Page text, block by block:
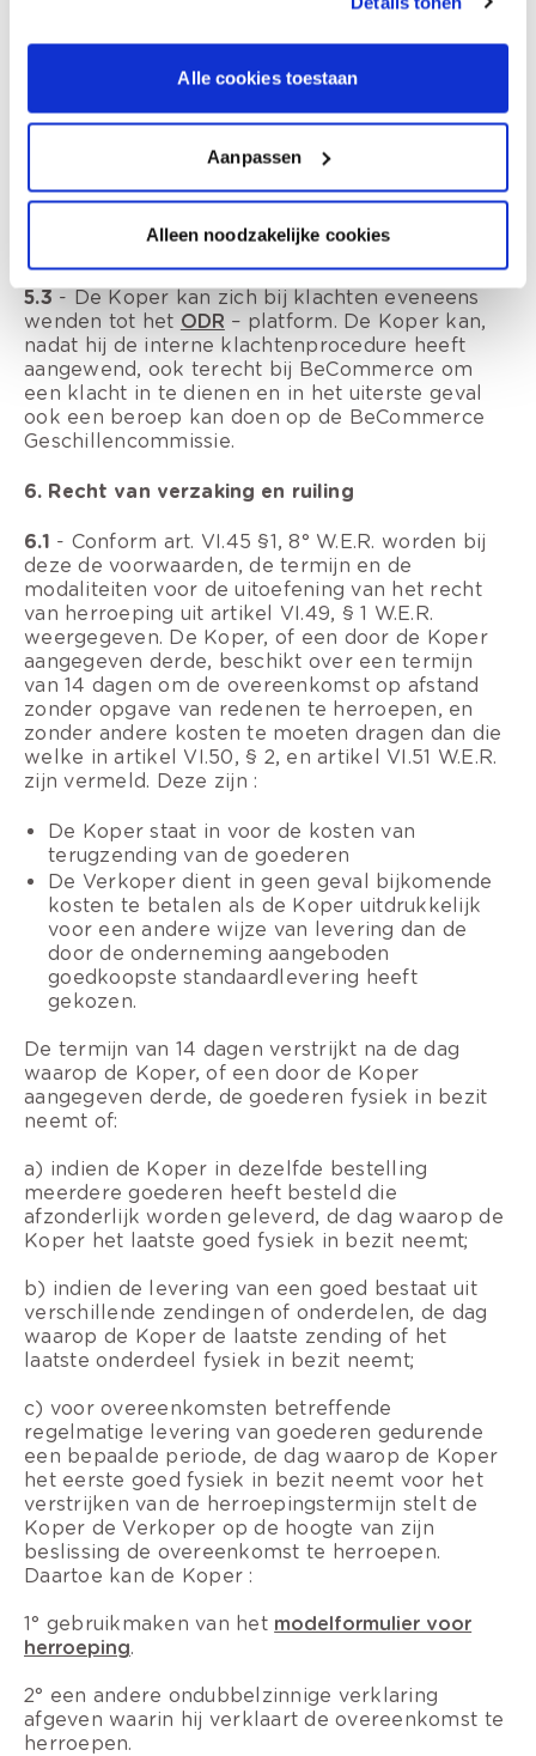
Alle cookies toestaan
Aanpassen
Alleen noodzakelijke cookies
Contact opnemen tijdens de kantooruren
info@colora.be. Probeer in uw e-
compleet mogelijk te omschrijven en vermeld
uw naam. Gebruik eventueel foto's om aan te
De Verkoper verbindt zich er toe om binnen
de 2 werkdagen de klacht te behandelen en
de Koper hiervan bericht te laten.
5.3 - De Koper kan zich bij klachten eveneens
wenden tot het ODR – platform. De Koper kan,
nadat hij de interne klachtenprocedure heeft
aangewend, ook terecht bij BeCommerce om
een klacht in te dienen en in het uiterste geval
ook een beroep kan doen op de BeCommerce
Geschillencommissie.
6. Recht van verzaking en ruiling
6.1 - Conform art. VI.45 §1, 8° W.E.R. worden bij
deze de voorwaarden, de termijn en de
modaliteiten voor de uitoefening van het recht
van herroeping uit artikel VI.49, § 1 W.E.R.
weergegeven. De Koper, of een door de Koper
aangegeven derde, beschikt over een termijn
van 14 dagen om de overeenkomst op afstand
zonder opgave van redenen te herroepen, en
zonder andere kosten te moeten dragen dan die
welke in artikel VI.50, § 2, en artikel VI.51 W.E.R.
zijn vermeld. Deze zijn :
De Koper staat in voor de kosten van
terugzending van de goederen
De Verkoper dient in geen geval bijkomende
kosten te betalen als de Koper uitdrukkelijk
voor een andere wijze van levering dan de
door de onderneming aangeboden
goedkoopste standaardlevering heeft
gekozen.
De termijn van 14 dagen verstrijkt na de dag
waarop de Koper, of een door de Koper
aangegeven derde, de goederen fysiek in bezit
neemt of:
a) indien de Koper in dezelfde bestelling
meerdere goederen heeft besteld die
afzonderlijk worden geleverd, de dag waarop de
Koper het laatste goed fysiek in bezit neemt;
b) indien de levering van een goed bestaat uit
verschillende zendingen of onderdelen, de dag
waarop de Koper de laatste zending of het
laatste onderdeel fysiek in bezit neemt;
c) voor overeenkomsten betreffende
regelmatige levering van goederen gedurende
een bepaalde periode, de dag waarop de Koper
het eerste goed fysiek in bezit neemt voor het
verstrijken van de herroepingstermijn stelt de
Koper de Verkoper op de hoogte van zijn
beslissing de overeenkomst te herroepen.
Daartoe kan de Koper :
1° gebruikmaken van het modelformulier voor
herroeping.
2° een andere ondubbelzinnige verklaring
afgeven waarin hij verklaart de overeenkomst te
herroepen.